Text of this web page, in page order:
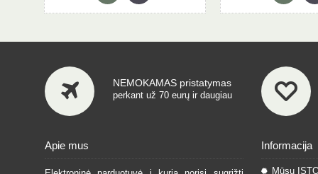
NEMOKAMAS pristatymas
perkant už 70 eurų ir daugiau
Apie mus Informacija
Mūsų